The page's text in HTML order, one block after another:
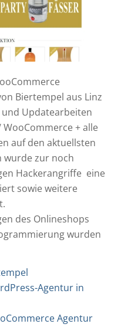
Biertempel aus Linz
Updatearbeiten
+ alle
auf den aktuellsten
wurde zur noch
Hackerangriffe eine
sowie weitere
des Onlineshops
wurden
Agentur in
Agentur